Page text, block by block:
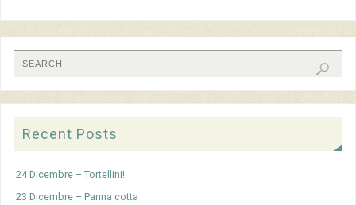
Recent Posts
24 Dicembre – Tortellini!
23 Dicembre – Panna cotta